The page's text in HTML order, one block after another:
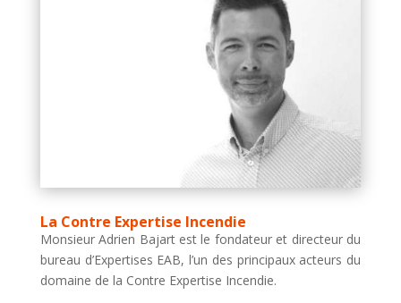
La Contre Expertise Incendie
Monsieur Adrien Bajart est le fondateur et directeur du
bureau d’Expertises EAB, l’un des principaux acteurs du
domaine de la Contre Expertise Incendie.